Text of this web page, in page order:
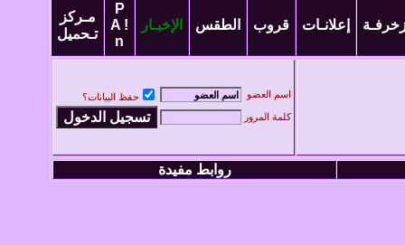
إعلانـات قروب الطقس الإخبـار
P
A !
n
مـركز
تـحميل
اسم العضو
حفظ البيانات؟
كلمة المرور
روابط مفيدة